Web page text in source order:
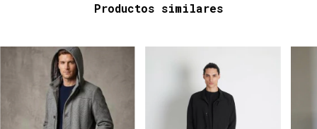
Productos similares